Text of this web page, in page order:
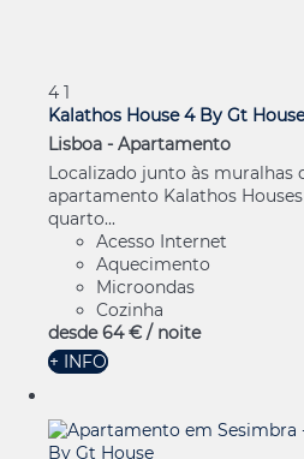
4 1
Kalathos House 4 By Gt House
Lisboa - Apartamento
Localizado junto às muralhas
apartamento Kalathos
quarto...
Acesso Internet
Aquecimento
Microondas
Cozinha
desde 64 € / noite
+ INFO